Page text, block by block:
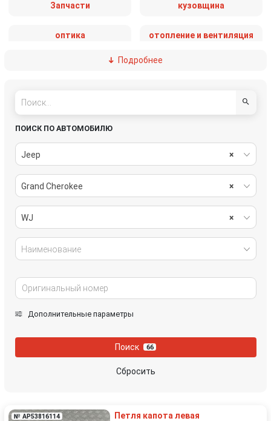
Запчасти кузовщина
оптика отопление и вентиляция
пассивная безопасность
система охлаждения
стеклоочистители
топливная система тормозная система
Подробнее
ПОИСК ПО АВТОМОБИЛЮ
×
Jeep
×
Grand Cherokee
×
WJ
Наименование
Дополнительные параметры
Поиск 66
Сбросить
№ AP53816114
Петля капота левая